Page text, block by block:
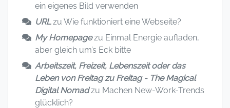
ein eigenes Bild verwenden
URLzu Wie funktioniert eine Webseite?
My Homepagezu Einmal Energie aufladen,
aber gleich um’s Eck bitte
Arbeitszeit, Freizeit, Lebenszeit oder das
Leben von Freitag zu Freitag - The Magical
Digital Nomadzu Machen New-Work-Trends
glücklich?